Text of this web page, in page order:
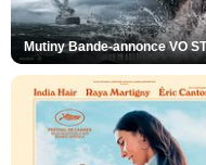
Mutiny Bande-annonce VO